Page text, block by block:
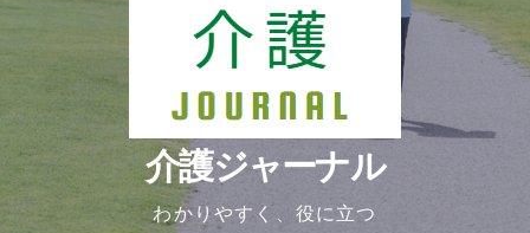
介護ジャーナル
わかりやすく、役に立つ